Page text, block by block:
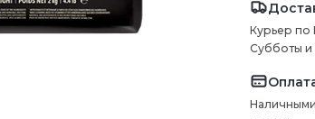
Курьер по
Субботы и